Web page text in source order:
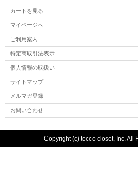
カートを見る
マイページへ
ご利用案内
特定商取引法表示
個人情報の取扱い
サイトマップ
メルマガ登録
お問い合わせ
Copyright (c) tocco closet, Inc. All